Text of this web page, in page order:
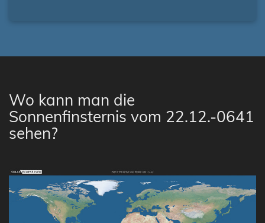
Wo kann man die
Sonnenfinsternis vom 22.12.-0641
sehen?